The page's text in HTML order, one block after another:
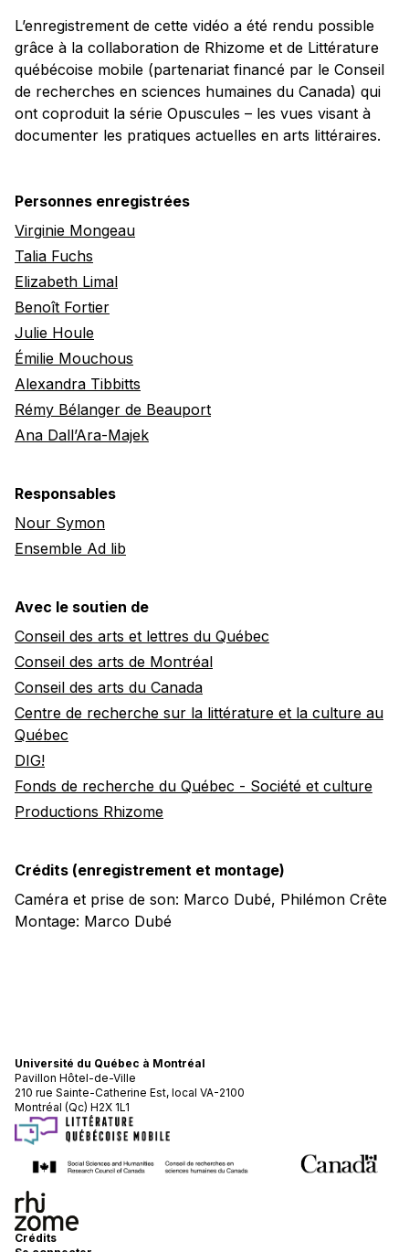
L’enregistrement de cette vidéo a été rendu possible
grâce à la collaboration de Rhizome et de Littérature
québécoise mobile (partenariat financé par le Conseil
de recherches en sciences humaines du Canada) qui
ont coproduit la série Opuscules – les vues visant à
documenter les pratiques actuelles en arts littéraires.
Personnes enregistrées
Virginie Mongeau
Talia Fuchs
Elizabeth Limal
Benoît Fortier
Julie Houle
Émilie Mouchous
Alexandra Tibbitts
Rémy Bélanger de Beauport
Ana Dall’Ara-Majek
Responsables
Nour Symon
Ensemble Ad lib
Avec le soutien de
Conseil des arts et lettres du Québec
Conseil des arts de Montréal
Conseil des arts du Canada
Centre de recherche sur la littérature et la culture au
Québec
DIG!
Fonds de recherche du Québec - Société et culture
Productions Rhizome
Crédits (enregistrement et montage)
Caméra et prise de son: Marco Dubé, Philémon Crête
Montage: Marco Dubé
Université du Québec à Montréal
Pavillon Hôtel-de-Ville
210 rue Sainte-Catherine Est, local VA-2100
Montréal (Qc) H2X 1L1
Crédits